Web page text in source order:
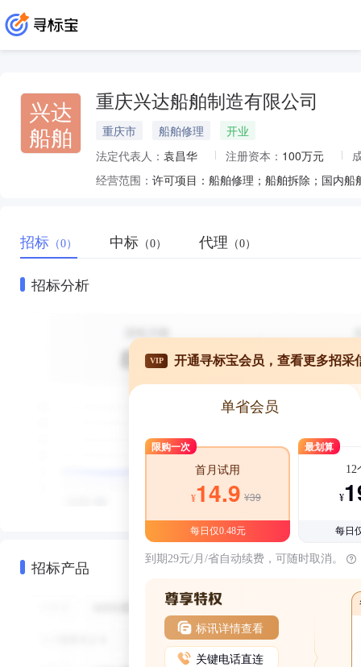
兴达
船舶
重庆兴达船舶制造有限公司
重庆市 船舶修理
开业
法定代表人： 袁昌华 注册资本： 100万元
经营范围：
招标 （0） 中标 （0） 代理 （0）
招标分析
招标产品
VIP 开通寻标宝会员，查看更多招采
单省会员
限购一次
首月试用
¥14.9 ¥39
每日仅0.48元
最划算
12
¥
每日
到期29元/月/省自动续费，可随时取消。
标讯详情查看
关键电话直连